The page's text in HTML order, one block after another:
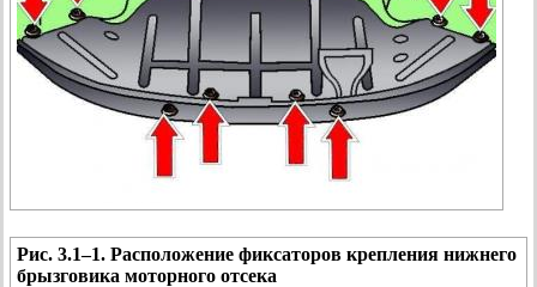
Рис. 3.1–1. Расположение фиксаторов крепления нижнего
брызговика моторного отсека